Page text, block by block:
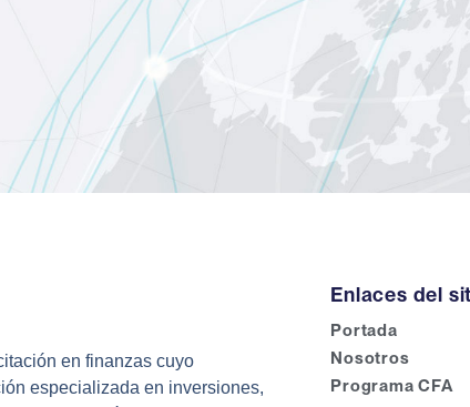
en finanzas cuyo
especializada en inversiones,
Enlaces del
Portada
Nosotros
Programa CFA